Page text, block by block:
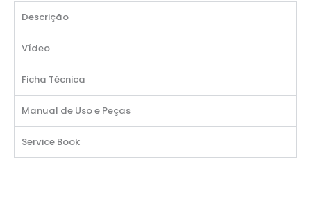
Descrição
Vídeo
Ficha Técnica
Manual de Uso e Peças
Service Book